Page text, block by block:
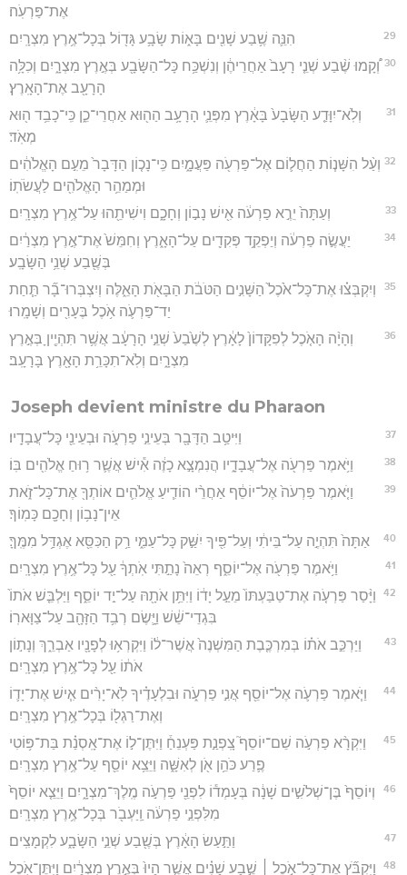
אֶת־פַּרְעֹֽה׃
29 הִנֵּ֛ה שֶׁ֥בַע שָׁנִ֖ים בָּא֑וֹת שָׂבָ֥ע גָּד֖וֹל בְּכָל־אֶ֥רֶץ מִצְרָֽיִם׃
30 וְ֠קָמוּ שֶׁ֨בַע שְׁנֵ֤י רָעָב֙ אַחֲרֵיהֶ֔ן וְנִשְׁכַּ֥ח כָּל־הַשָּׂבָ֖ע בְּאֶ֣רֶץ מִצְרָ֑יִם וְכִלָּ֥ה
הָרָעָ֖ב אֶת־הָאָֽרֶץ׃
31
וְלֹֽא־יִוָּדַ֤ע הַשָּׂבָע֙ בָּאָ֔רֶץ מִפְּנֵ֛י הָרָעָ֥ב הַה֖וּא אַחֲרֵי־כֵ֑ן כִּֽי־כָבֵ֥ד ה֖וּא
מְאֹֽד׃
32 וְעַ֨ל הִשָּׁנ֧וֹת הַחֲל֛וֹם אֶל־פַּרְעֹ֖ה פַּעֲמָ֑יִם כִּֽי־נָכ֤וֹן הַדָּבָר֙ מֵעִ֣ם הָאֱלֹהִ֔ים
וּמְמַהֵ֥ר הָאֱלֹהִ֖ים לַעֲשֹׂתֽוֹ׃
33 וְעַתָּה֙ יֵרֶ֣א פַרְעֹ֔ה אִ֖ישׁ נָב֣וֹן וְחָכָ֑ם וִישִׁיתֵ֖הוּ עַל־אֶ֥רֶץ מִצְרָֽיִם׃
34
יַעֲשֶׂ֣ה פַרְעֹ֔ה וְיַפְקֵ֥ד פְּקִדִ֖ים עַל־הָאָ֑רֶץ וְחִמֵּשׁ֙ אֶת־אֶ֣רֶץ מִצְרַ֔יִם
בְּשֶׁ֖בַע שְׁנֵ֥י הַשָּׂבָֽע׃
35
וְיִקְבְּצ֗וּ אֶת־כָּל־אֹ֙כֶל֙ הַשָּׁנִ֣ים הַטֹּבֹ֔ת הַבָּאֹ֖ת הָאֵ֑לֶּה וְיִצְבְּרוּ־בָ֞ר תַּ֧חַת
יַד־פַּרְעֹ֛ה אֹ֥כֶל בֶּעָרִ֖ים וְשָׁמָֽרוּ׃
36
וְהָיָ֨ה הָאֹ֤כֶל לְפִקָּדוֹן֙ לָאָ֔רֶץ לְשֶׁ֙בַע֙ שְׁנֵ֣י הָרָעָ֔ב אֲשֶׁ֥ר תִּהְיֶ֖יןָ בְּאֶ֣רֶץ
מִצְרָ֑יִם וְלֹֽא־תִכָּרֵ֥ת הָאָ֖רֶץ בָּרָעָֽב׃
Joseph devient ministre du Pharaon
37 וַיִּיטַ֥ב הַדָּבָ֖ר בְּעֵינֵ֣י פַרְעֹ֑ה וּבְעֵינֵ֖י כָּל־עֲבָדָֽיו׃
38 וַיֹּ֥אמֶר פַּרְעֹ֖ה אֶל־עֲבָדָ֑יו הֲנִמְצָ֣א כָזֶ֔ה אִ֕ישׁ אֲשֶׁ֛ר ר֥וּחַ אֱלֹהִ֖ים בּֽוֹ׃
39
וַיֹּ֤אמֶר פַּרְעֹה֙ אֶל־יוֹסֵ֔ף אַחֲרֵ֨י הוֹדִ֧יעַ אֱלֹהִ֛ים אוֹתְךָ֖ אֶת־כָּל־זֹ֑את
אֵין־נָב֥וֹן וְחָכָ֖ם כָּמֽוֹךָ׃
40 אַתָּה֙ תִּהְיֶ֣ה עַל־בֵּיתִ֔י וְעַל־פִּ֖יךָ יִשַּׁ֣ק כָּל־עַמִּ֑י רַ֥ק הַכִּסֵּ֖א אֶגְדַּ֥ל מִמֶּֽךָּ׃
41 וַיֹּ֥אמֶר פַּרְעֹ֖ה אֶל־יוֹסֵ֑ף רְאֵה֙ נָתַ֣תִּי אֹֽתְךָ֔ עַ֖ל כָּל־אֶ֥רֶץ מִצְרָֽיִם׃
42
וַיָּ֨סַר פַּרְעֹ֤ה אֶת־טַבַּעְתּוֹ֙ מֵעַ֣ל יָד֔וֹ וַיִּתֵּ֥ן אֹתָ֖הּ עַל־יַ֣ד יוֹסֵ֑ף וַיַּלְבֵּ֤שׁ אֹתוֹ֙
בִּגְדֵי־שֵׁ֔שׁ וַיָּ֛שֶׂם רְבִ֥ד הַזָּהָ֖ב עַל־צַוָּארֽוֹ׃
43
וַיַּרְכֵּ֣ב אֹת֗וֹ בְּמִרְכֶּ֤בֶת הַמִּשְׁנֶה֙ אֲשֶׁר־ל֔וֹ וַיִּקְרְא֥וּ לְפָנָ֖יו אַבְרֵ֑ךְ וְנָת֣וֹן
אֹת֔וֹ עַ֖ל כָּל־אֶ֥רֶץ מִצְרָֽיִם׃
44
וַיֹּ֧אמֶר פַּרְעֹ֛ה אֶל־יוֹסֵ֖ף אֲנִ֣י פַרְעֹ֑ה וּבִלְעָדֶ֗יךָ לֹֽא־יָרִ֨ים אִ֧ישׁ אֶת־יָד֛וֹ
וְאֶת־רַגְל֖וֹ בְּכָל־אֶ֥רֶץ מִצְרָֽיִם׃
45
וַיִּקְרָ֨א פַרְעֹ֣ה שֵׁם־יוֹסֵף֮ צָֽפְנַ֣ת פַּעְנֵחַ֒ וַיִּתֶּן־ל֣וֹ אֶת־אָֽסְנַ֗ת בַּת־פּ֥וֹטִי
פֶ֛רַע כֹּהֵ֥ן אֹ֖ן לְאִשָּׁ֑ה וַיֵּצֵ֥א יוֹסֵ֖ף עַל־אֶ֥רֶץ מִצְרָֽיִם׃
46
וְיוֹסֵף֙ בֶּן־שְׁלֹשִׁ֣ים שָׁנָ֔ה בְּעָמְד֕וֹ לִפְנֵ֖י פַּרְעֹ֣ה מֶֽלֶךְ־מִצְרָ֑יִם וַיֵּצֵ֤א יוֹסֵף֙
מִלִּפְנֵ֣י פַרְעֹ֔ה וַֽיַּעְבֹ֖ר בְּכָל־אֶ֥רֶץ מִצְרָֽיִם׃
47 וַתַּ֣עַשׂ הָאָ֔רֶץ בְּשֶׁ֖בַע שְׁנֵ֣י הַשָּׂבָ֑ע לִקְמָצִֽים׃
48
וַיִּקְבֹּ֞ץ אֶת־כָּל־אֹ֣כֶל ׀ שֶׁ֣בַע שָׁנִ֗ים אֲשֶׁ֤ר הָיוּ֙ בְּאֶ֣רֶץ מִצְרַ֔יִם וַיִּתֶּן־אֹ֖כֶל